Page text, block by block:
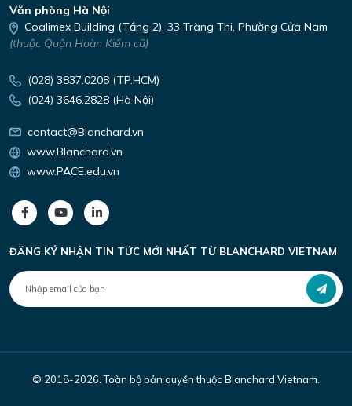
Văn phòng Hà Nội
Coalimex Building (Tầng 2), 33 Tràng Thi, Phường Cửa Nam
(thuộc Quận Hoàn Kiếm cũ)
(028) 3837.0208 (TP.HCM)
(024) 3646.2828 (Hà Nội)
contact@Blanchard.vn
www.Blanchard.vn
www.PACE.edu.vn
ĐĂNG KÝ NHẬN TIN TỨC MỚI NHẤT TỪBLANCHARD VIETNAM
© 2018-2026. Toàn bộ bản quyền thuộc Blanchard Vietnam.